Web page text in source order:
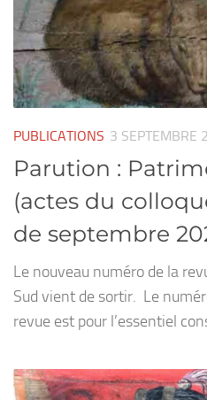
PUBLICATIONS 3 SEPTEMBRE
Parution :
(actes du
de septembre
Le nouveau numéro de la
Sud vient de sortir. Le
revue est pour l’essentiel